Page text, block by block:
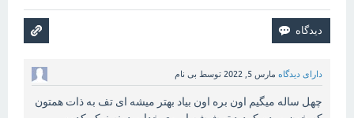
دارای دیدگاه مارس 5, 2022 توسط بی نام
چهل ساله میگیم اون بره اون بیاد بهتر میشه ای تف به ذات همتون